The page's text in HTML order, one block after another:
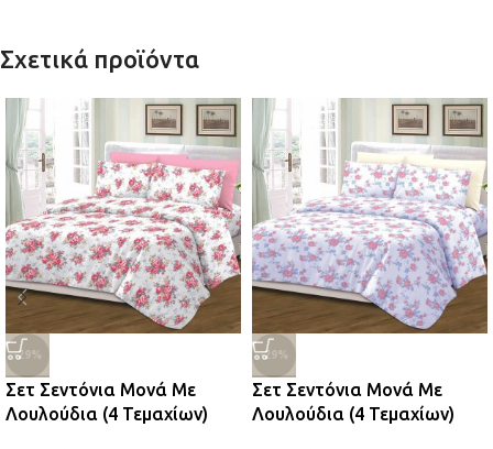
Σχετικά προϊόντα
-29%
Σετ Σεντόνια Μονά Με
Λουλούδια (4 Τεμαχίων)
-29%
Σετ Σεντόνια Μονά Με
Λουλούδια (4 Τεμαχίων)